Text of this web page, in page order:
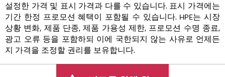
설정한 가격 및 표시 가격과 다를 수 있습니다. 표시 가격에는
기간 한정 프로모션 혜택이 포함될 수 있습니다. HPE는 시장
상황 변화, 제품 단종, 제품 가용성 제한, 프로모션 수명 종료,
광고 오류 등을 포함하되 이에 국한되지 않는 사유로 언제든
지 가격을 조정할 권리를 보유합니다.